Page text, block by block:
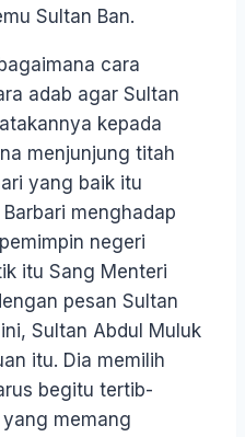
Sultan Ban.
cara
adab agar Sultan
kepada
menjunjung titah
yang baik itu
menghadap
negeri
itu Sang Menteri
pesan Sultan
Sultan Abdul Muluk
itu. Dia memilih
begitu tertib-
memang